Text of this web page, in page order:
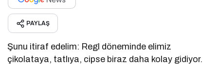
PAYLAŞ
Şunu itiraf edelim: Regl döneminde elimiz
çikolataya, tatlıya, cipse biraz daha kolay gidiyor.